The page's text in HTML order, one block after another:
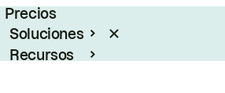
Precios
Soluciones
Recursos